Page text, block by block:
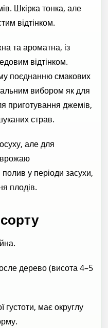
Шкірка тонка, але
відтінком.
та ароматна, із
відтінком.
поєднанню смакових
вибором як для
приготування джемів,
страв.
але для
у періоди засухи,
плодів.
дерево (висота 4–5
густоти, має округлу